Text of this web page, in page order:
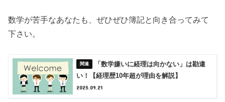
数学が苦手なあなたも、ぜひぜひ簿記と向き合ってみて
下さい。
「数学嫌いに経理は向かない」は勘違
い！【経理歴10年超が理由を解説】
2025.09.21